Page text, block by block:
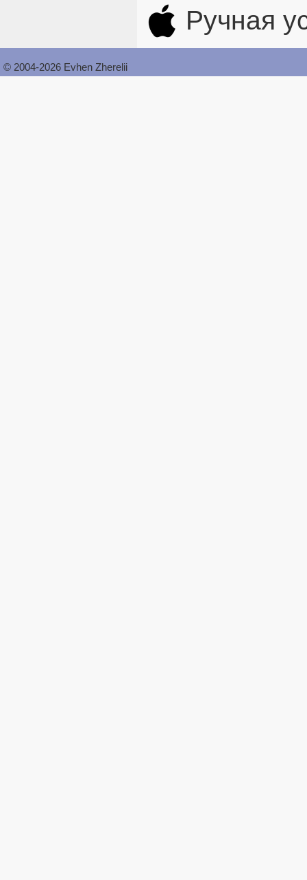
Ручная
© 2004-2026 Evhen Zherelii